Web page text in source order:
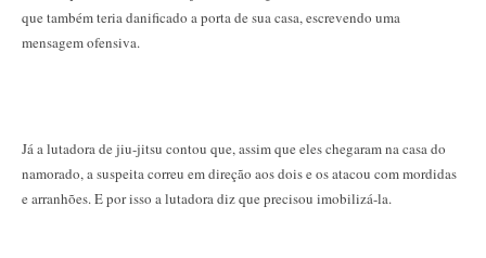
que também teria danificado a porta de sua casa, escrevendo uma
mensagem ofensiva.
Já a lutadora de jiu-jitsu contou que, assim que eles chegaram na casa do
namorado, a suspeita correu em direção aos dois e os atacou com mordidas
e arranhões. E por isso a lutadora diz que precisou imobilizá-la.